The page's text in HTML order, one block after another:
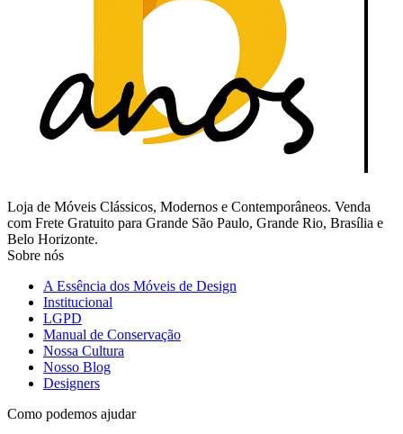
Loja de Móveis Clássicos, Modernos e Contemporâneos. Venda
com Frete Gratuito para Grande São Paulo, Grande Rio, Brasília e
Belo Horizonte.
Sobre nós
A Essência dos Móveis de Design
Institucional
LGPD
Manual de Conservação
Nossa Cultura
Nosso Blog
Designers
Como podemos ajudar